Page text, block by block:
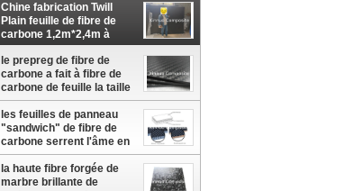
Chine fabrication Twill
Plain feuille de fibre de
carbone 1,2m*2,4m à
vendre
le prepreg de fibre de
carbone a fait à fibre de
carbone de feuille la taille
adaptée aux besoins du
client par plat en stratifié
les feuilles de panneau
"sandwich" de fibre de
carbone serrent l'âme en
nid d'abeilles de visage de
fibre de carbone et en
aluminium composée
la haute fibre forgée de
marbre brillante de